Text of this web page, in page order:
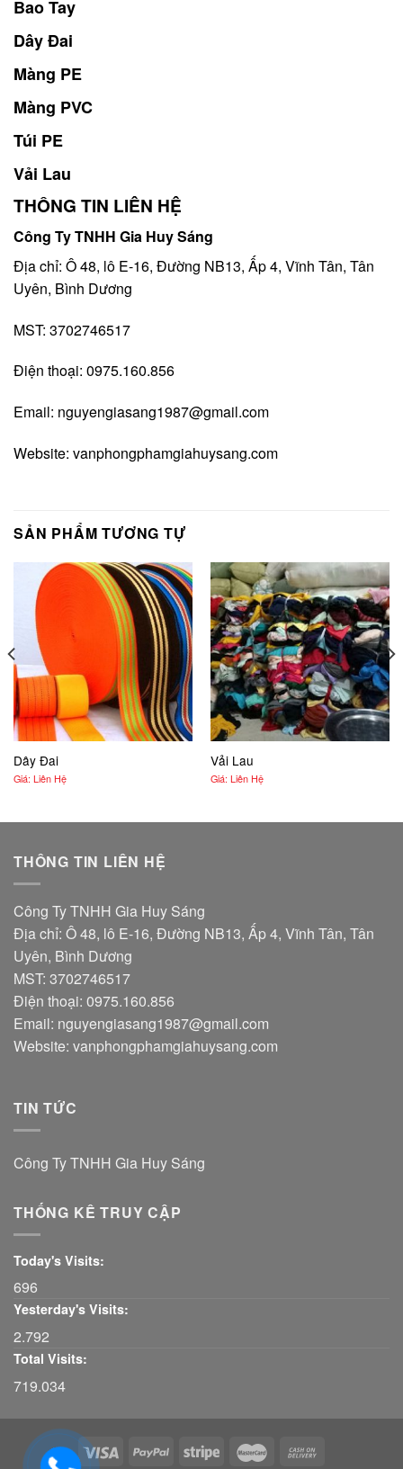
Bao Tay
Dây Đai
Màng PE
Màng PVC
Túi PE
Vải Lau
THÔNG TIN LIÊN HỆ
Công Ty TNHH Gia Huy Sáng
Địa chỉ: Ô 48, lô E-16, Đường NB13, Ấp 4, Vĩnh Tân, Tân
Uyên, Bình Dương
MST: 3702746517
Điện thoại: 0975.160.856
Email: nguyengiasang1987@gmail.com
Website: vanphongphamgiahuysang.com
SẢN PHẨM TƯƠNG TỰ
Dây Đai
Giá: Liên Hệ
Vải Lau
Giá: Liên Hệ
THÔNG TIN LIÊN HỆ
Công Ty TNHH Gia Huy Sáng
Địa chỉ: Ô 48, lô E-16, Đường NB13, Ấp 4, Vĩnh Tân, Tân
Uyên, Bình Dương
MST: 3702746517
Điện thoại: 0975.160.856
Email: nguyengiasang1987@gmail.com
Website: vanphongphamgiahuysang.com
TIN TỨC
Công Ty TNHH Gia Huy Sáng
THỐNG KÊ TRUY CẬP
Today's Visits:
696
Yesterday's Visits:
2.792
Total Visits:
719.034